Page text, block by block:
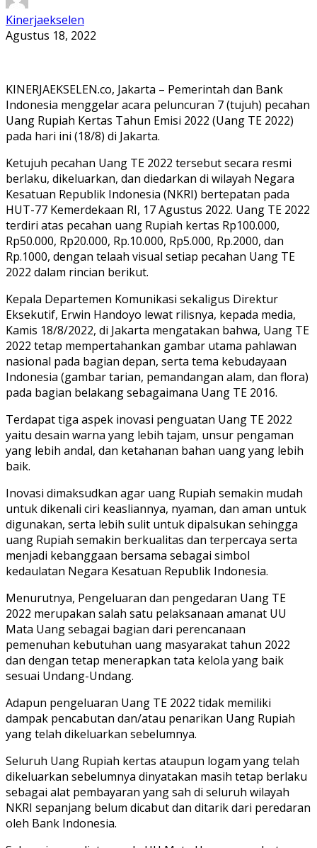
Kinerjaekselen
Agustus 18, 2022
KINERJAEKSELEN.co, Jakarta – Pemerintah dan Bank
Indonesia menggelar acara peluncuran 7 (tujuh) pecahan
Uang Rupiah Kertas Tahun Emisi 2022 (Uang TE 2022)
pada hari ini (18/8) di Jakarta.
Ketujuh pecahan Uang TE 2022 tersebut secara resmi
berlaku, dikeluarkan, dan diedarkan di wilayah Negara
Kesatuan Republik Indonesia (NKRI) bertepatan pada
HUT-77 Kemerdekaan RI, 17 Agustus 2022. Uang TE 2022
terdiri atas pecahan uang Rupiah kertas Rp100.000,
Rp50.000, Rp20.000, Rp.10.000, Rp5.000, Rp.2000, dan
Rp.1000, dengan telaah visual setiap pecahan Uang TE
2022 dalam rincian berikut.
Kepala Departemen Komunikasi sekaligus Direktur
Eksekutif, Erwin Handoyo lewat rilisnya, kepada media,
Kamis 18/8/2022, di Jakarta mengatakan bahwa, Uang TE
2022 tetap mempertahankan gambar utama pahlawan
nasional pada bagian depan, serta tema kebudayaan
Indonesia (gambar tarian, pemandangan alam, dan flora)
pada bagian belakang sebagaimana Uang TE 2016.
Terdapat tiga aspek inovasi penguatan Uang TE 2022
yaitu desain warna yang lebih tajam, unsur pengaman
yang lebih andal, dan ketahanan bahan uang yang lebih
baik.
Inovasi dimaksudkan agar uang Rupiah semakin mudah
untuk dikenali ciri keasliannya, nyaman, dan aman untuk
digunakan, serta lebih sulit untuk dipalsukan sehingga
uang Rupiah semakin berkualitas dan terpercaya serta
menjadi kebanggaan bersama sebagai simbol
kedaulatan Negara Kesatuan Republik Indonesia.
Menurutnya, Pengeluaran dan pengedaran Uang TE
2022 merupakan salah satu pelaksanaan amanat UU
Mata Uang sebagai bagian dari perencanaan
pemenuhan kebutuhan uang masyarakat tahun 2022
dan dengan tetap menerapkan tata kelola yang baik
sesuai Undang-Undang.
Adapun pengeluaran Uang TE 2022 tidak memiliki
dampak pencabutan dan/atau penarikan Uang Rupiah
yang telah dikeluarkan sebelumnya.
Seluruh Uang Rupiah kertas ataupun logam yang telah
dikeluarkan sebelumnya dinyatakan masih tetap berlaku
sebagai alat pembayaran yang sah di seluruh wilayah
NKRI sepanjang belum dicabut dan ditarik dari peredaran
oleh Bank Indonesia.